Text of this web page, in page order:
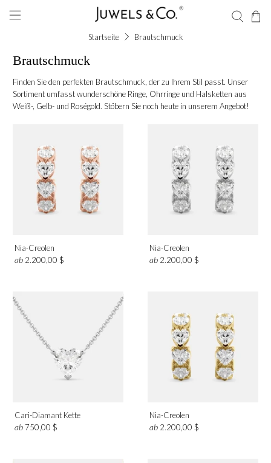
Startseite Brautschmuck
Brautschmuck
Finden Sie den perfekten Brautschmuck, der zu Ihrem Stil passt. Unser
Sortiment umfasst wunderschöne Ringe, Ohrringe und Halsketten aus
Weiß-, Gelb- und Roségold. Stöbern Sie noch heute in unserem Angebot!
Smaragd
Herzform
Diamant
Metall
Platin
Roségold
Weißgold
Gelbgold
Design
Nia-Creolen
ab 2.200,00 $
Nia-Creolen
ab 2.200,00 $
Cari-Diamant Kette
ab 750,00 $
Nia-Creolen
ab 2.200,00 $